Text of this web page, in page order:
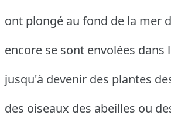
ont plongé au fond de la mer
encore se sont envolées dans
jusqu'à devenir des plantes
des oiseaux des abeilles ou